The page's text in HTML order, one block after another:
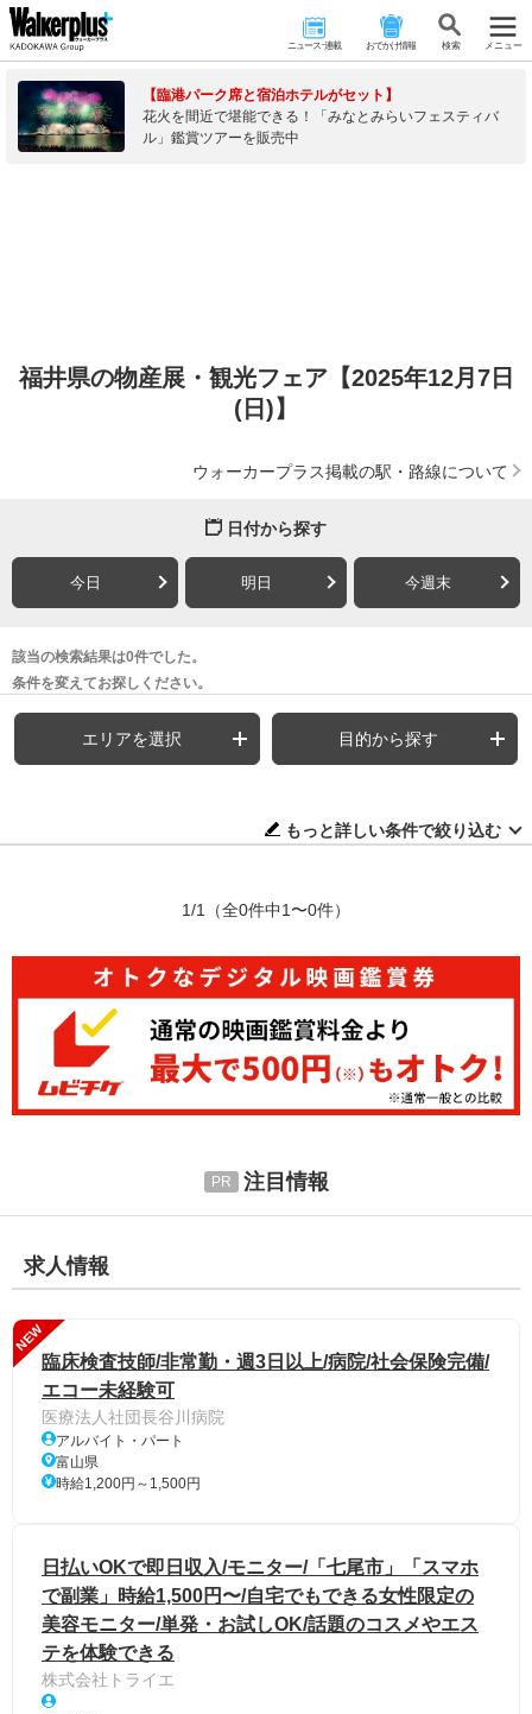
ニュース･連載 おでかけ情報 検 索 メニュー
【臨港パーク席と宿泊ホテルがセット】
花火を間近で堪能できる！「みなとみらいフェスティバ
ル」鑑賞ツアーを販売中
福井県の物産展・観光フェア【2025年12月7日
(日)】
ウォーカープラス掲載の駅・路線について
日付から探す
今日 明日 今週末
該当の検索結果は0件でした。
条件を変えてお探しください。
エリアを選択 目的から探す
もっと詳しい条件で絞り込む
1/1 （全0件中1〜0件）
注目情報
求人情報
NEW
臨床検査技師/非常勤・週3日以上/病院/社会保険完備/
エコー未経験可
医療法人社団長谷川病院
アルバイト・パート
富山県
時給1,200円～1,500円
日払いOKで即日収入/モニター/「七尾市」「スマホ
で副業」時給1,500円〜/自宅でもできる女性限定の
美容モニター/単発・お試しOK/話題のコスメやエス
テを体験できる
株式会社トライエ